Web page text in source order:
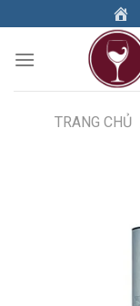
to
content
TRANG CHỦ